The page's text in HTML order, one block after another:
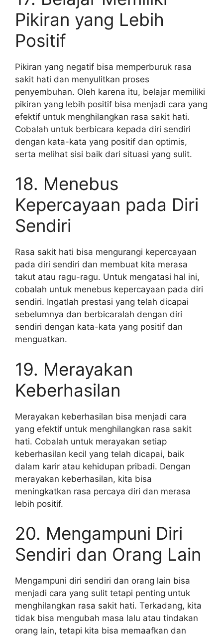
Pikiran yang Lebih
Positif
Pikiran yang negatif bisa memperburuk rasa
sakit hati dan menyulitkan proses
penyembuhan. Oleh karena itu, belajar memiliki
pikiran yang lebih positif bisa menjadi cara yang
efektif untuk menghilangkan rasa sakit hati.
Cobalah untuk berbicara kepada diri sendiri
dengan kata-kata yang positif dan optimis,
serta melihat sisi baik dari situasi yang sulit.
18. Menebus
Kepercayaan pada Diri
Sendiri
Rasa sakit hati bisa mengurangi kepercayaan
pada diri sendiri dan membuat kita merasa
takut atau ragu-ragu. Untuk mengatasi hal ini,
cobalah untuk menebus kepercayaan pada diri
sendiri. Ingatlah prestasi yang telah dicapai
sebelumnya dan berbicaralah dengan diri
sendiri dengan kata-kata yang positif dan
menguatkan.
19. Merayakan
Keberhasilan
Merayakan keberhasilan bisa menjadi cara
yang efektif untuk menghilangkan rasa sakit
hati. Cobalah untuk merayakan setiap
keberhasilan kecil yang telah dicapai, baik
dalam karir atau kehidupan pribadi. Dengan
merayakan keberhasilan, kita bisa
meningkatkan rasa percaya diri dan merasa
lebih positif.
20. Mengampuni Diri
Sendiri dan Orang Lain
Mengampuni diri sendiri dan orang lain bisa
menjadi cara yang sulit tetapi penting untuk
menghilangkan rasa sakit hati. Terkadang, kita
tidak bisa mengubah masa lalu atau tindakan
orang lain, tetapi kita bisa memaafkan dan